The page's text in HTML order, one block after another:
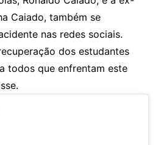
Caiado, também se
nas redes sociais.
dos estudantes
todos que enfrentam este